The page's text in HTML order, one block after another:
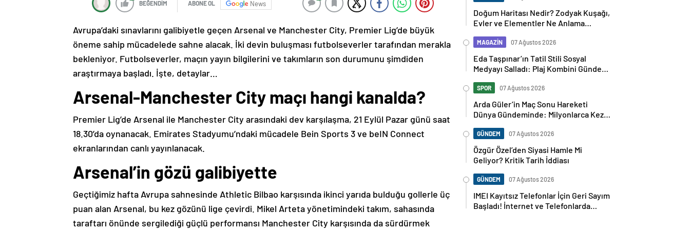
BEĞENDİM ABONE OL News
Avrupa’daki sınavlarını galibiyetle geçen Arsenal ve Manchester City, Premier Lig’de büyük
öneme sahip mücadelede sahne alacak. İki devin buluşması futbolseverler tarafından merakla
bekleniyor. Futbolseverler, maçın yayın bilgilerini ve takımların son durumunu şimdiden
araştırmaya başladı. İşte, detaylar…
Arsenal-Manchester City maçı hangi kanalda?
Premier Lig’de Arsenal ile Manchester City arasındaki dev karşılaşma, 21 Eylül Pazar günü saat
18.30’da oynanacak. Emirates Stadyumu’ndaki mücadele Bein Sports 3 ve beIN Connect
ekranlarından canlı yayınlanacak.
Arsenal’in gözü galibiyette
Geçtiğimiz hafta Avrupa sahnesinde Athletic Bilbao karşısında ikinci yarıda bulduğu gollerle üç
puan alan Arsenal, bu kez gözünü lige çevirdi. Mikel Arteta yönetimindeki takım, sahasında
taraftarı önünde sergilediği güçlü performansı Manchester City karşısında da sürdürmek
Doğum Haritası Nedir? Zodyak Kuşağı,
Evler ve Elementler Ne Anlama
MAGAZİN 07 Ağustos 2026
Eda Taşpınar’ın Tatil Stili Sosyal
Medyayı Salladı: Plaj Kombini Gündem
SPOR 07 Ağustos 2026
Arda Güler’in Maç Sonu Hareketi
Dünya Gündeminde: Milyonlarca Kez
GÜNDEM 07 Ağustos 2026
Özgür Özel’den Siyasi Hamle Mi
Geliyor? Kritik Tarih İddiası
GÜNDEM 07 Ağustos 2026
IMEI Kayıtsız Telefonlar İçin Geri Sayım
Başladı! İnternet ve Telefonlarda